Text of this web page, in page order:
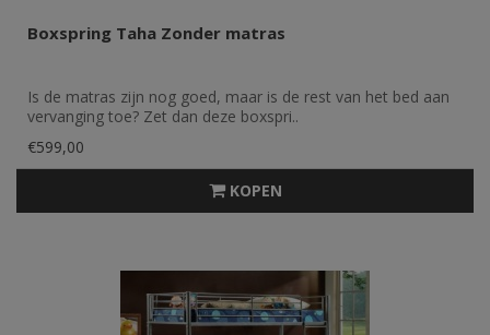
Boxspring Taha Zonder matras
Is de matras zijn nog goed, maar is de rest van het bed aan
vervanging toe? Zet dan deze boxspri..
€599,00
KOPEN